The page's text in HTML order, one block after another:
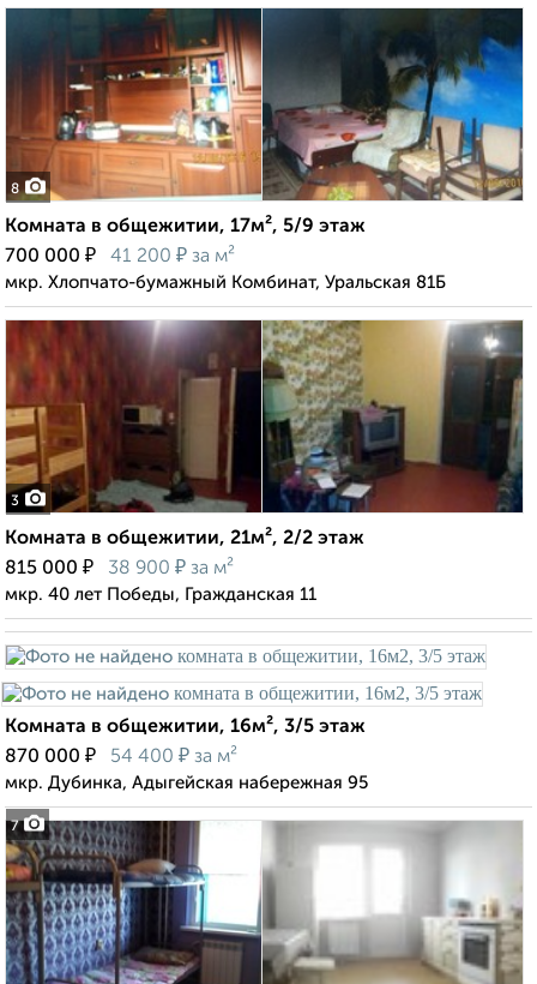
8
Комната в общежитии, 17м², 5/9 этаж
700 000 ₽ 41 200 ₽ за м²
мкр. Хлопчато-бумажный Комбинат, Уральская 81Б
3
Комната в общежитии, 21м², 2/2 этаж
815 000 ₽ 38 900 ₽ за м²
мкр. 40 лет Победы, Гражданская 11
7
Комната в общежитии, 16м², 3/5 этаж
870 000 ₽ 54 400 ₽ за м²
мкр. Дубинка, Адыгейская набережная 95